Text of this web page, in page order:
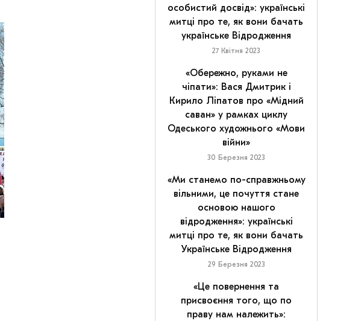
особистий досвід»: українські
митці про те, як вони бачать
українське Відродження
27 Квітня 2023
«Обережно, руками не
чіпати»: Вася Дмитрик і
Кирило Ліпатов про «Мідний
саван» у рамках циклу
Одеського художнього «Мови
війни»
30 Березня 2023
«Ми станемо по-справжньому
вільними, це почуття стане
основою нашого
відродження»: українські
митці про те, як вони бачать
Українське Відродження
29 Березня 2023
«Це повернення та
присвоєння того, що по
праву нам належить»: